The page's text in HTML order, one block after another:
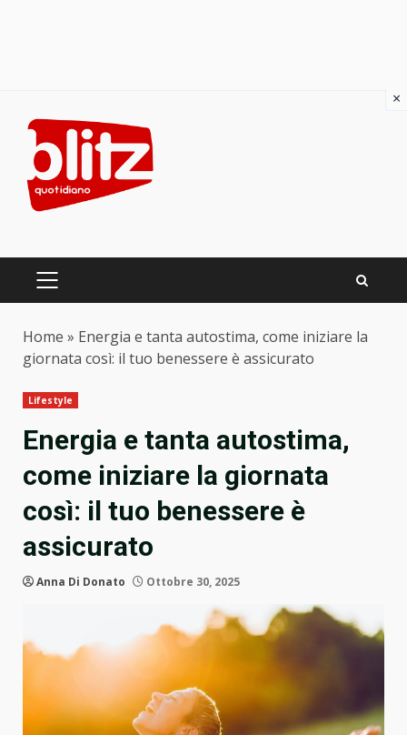
content
PRIMARY
Home » Energia e tanta autostima, come iniziare la
giornata così: il tuo benessere è assicurato
Lifestyle
Energia e tanta autostima,
come iniziare la giornata
così: il tuo benessere è
assicurato
Anna Di Donato Ottobre 30, 2025
×